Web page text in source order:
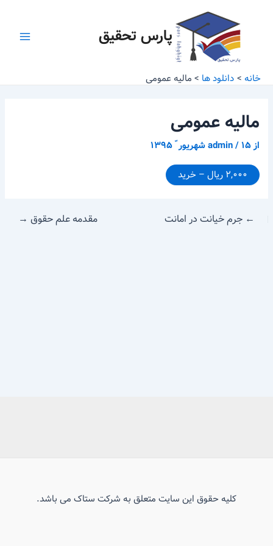
پارس تحقیق
خانه دانلود ها مالیه عمومی
مالیه عمومی
از admin/۱۵ شهریور ّ ۱۳۹۵
۲,۰۰۰ ریال – خرید
← جرم خیانت در امانت مقدمه علم حقوق →
کلیه حقوق این سایت متعلق به شرکت ستاک می باشد.